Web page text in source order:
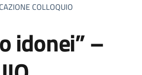
COLLOQUIO
idonei” –